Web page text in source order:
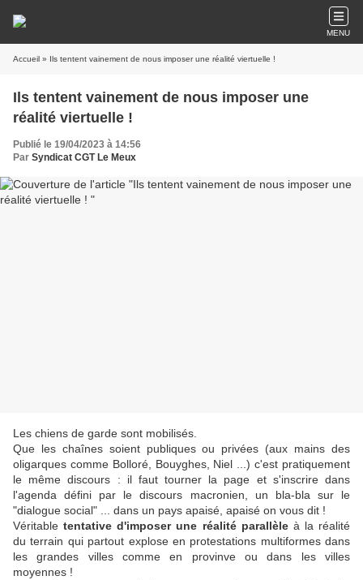
MENU
Accueil » Ils tentent vainement de nous imposer une réalité viertuelle !
Ils tentent vainement de nous imposer une
réalité viertuelle !
Publié le 19/04/2023 à 14:56
Par Syndicat CGT Le Meux
Les chiens de garde sont mobilisés.
Que les chaînes soient publiques ou privées (aux mains des
oligarques comme Bolloré, Bouyghes, Niel ...) c'est pratiquement
le même discours : il faut tourner la page et s'inscrire dans
l'agenda défini par le discours macronien, un bla-bla sur le
"dialogue social" ... dans un pays apaisé, apaisé on vous dit !
Véritabletentative d'imposer une réalité parallèleà la réalité
du terrain qui partout explose en protestations multiformes dans
les grandes villes comme en provinve ou dans les villes
moyennes !